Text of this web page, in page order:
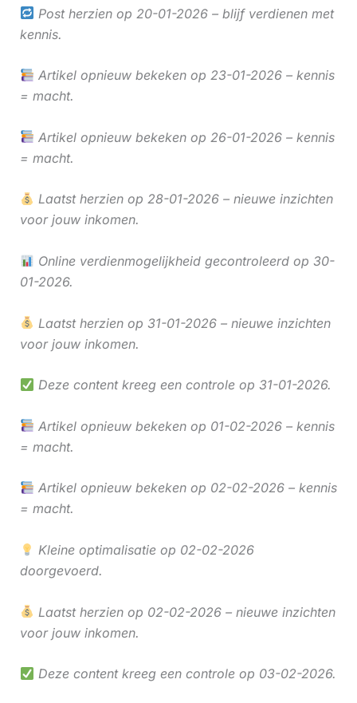
Post herzien op 20-01-2026 – blijf verdienen met
kennis.
Artikel opnieuw bekeken op 23-01-2026 – kennis
= macht.
Artikel opnieuw bekeken op 26-01-2026 – kennis
= macht.
Laatst herzien op 28-01-2026 – nieuwe inzichten
voor jouw inkomen.
Online verdienmogelijkheid gecontroleerd op 30-
01-2026.
Laatst herzien op 31-01-2026 – nieuwe inzichten
voor jouw inkomen.
Deze content kreeg een controle op 31-01-2026.
Artikel opnieuw bekeken op 01-02-2026 – kennis
= macht.
Artikel opnieuw bekeken op 02-02-2026 – kennis
= macht.
Kleine optimalisatie op 02-02-2026
doorgevoerd.
Laatst herzien op 02-02-2026 – nieuwe inzichten
voor jouw inkomen.
Deze content kreeg een controle op 03-02-2026.